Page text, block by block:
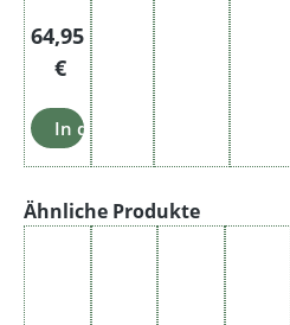
Regulärer Preis:
64,95
€
In den Warenkorb
Produktgalerie überspringen
Ähnliche Produkte